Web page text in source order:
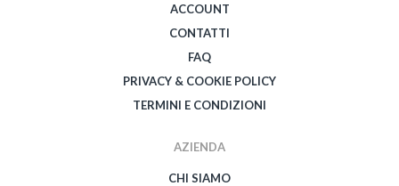
ACCOUNT
CONTATTI
FAQ
PRIVACY & COOKIE POLICY
TERMINI E CONDIZIONI
AZIENDA
CHI SIAMO